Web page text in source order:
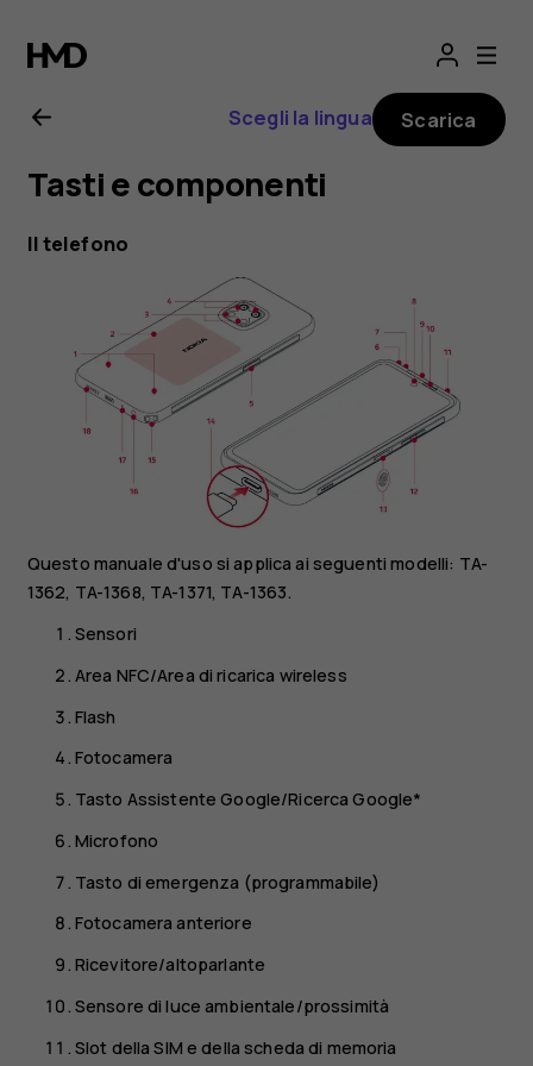
Manuale
d'uso
del
Nokia
XR20
Scegli la lingua Scarica
Tasti e componenti
Il telefono
Questo manuale d'uso si applica ai seguenti modelli: TA-
1362, TA-1368, TA-1371, TA-1363.
Sensori
Area NFC/Area di ricarica wireless
Flash
Fotocamera
Tasto Assistente Google/Ricerca Google*
Microfono
Tasto di emergenza (programmabile)
Fotocamera anteriore
Ricevitore/altoparlante
Sensore di luce ambientale/prossimità
Slot della SIM e della scheda di memoria